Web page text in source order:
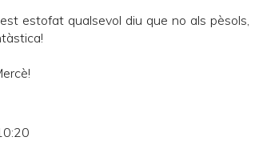
estofat qualsevol diu que no als pèsols,